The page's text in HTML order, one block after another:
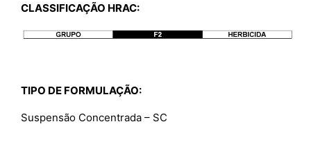
CLASSIFICAÇÃO HRAC:
TIPO DE FORMULAÇÃO:
Suspensão Concentrada – SC